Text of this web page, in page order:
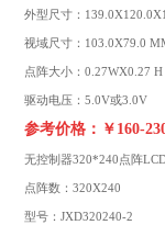
外型尺寸：
视域尺寸：103.0X79.0
点阵大小：0.27WX0.27
驱动电压：5.0V或3.0V
参考价格：￥160-
无控制器320*240点阵
点阵数：320X240
型号：JXD320240-2